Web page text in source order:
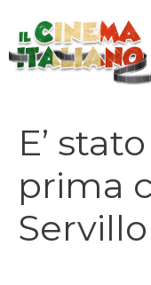
contenuto
E’
prima
Servillo